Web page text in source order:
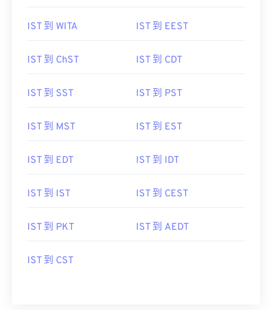
IST 到 WITA IST 到 EEST
IST 到 ChST IST 到 CDT
IST 到 SST IST 到 PST
IST 到 MST IST 到 EST
IST 到 EDT IST 到 IDT
IST 到 IST IST 到 CEST
IST 到 PKT IST 到 AEDT
IST 到 CST